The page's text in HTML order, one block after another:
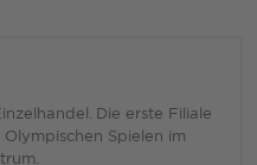
Die erste Filiale
Spielen im